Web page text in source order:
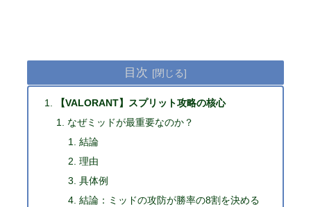
目次
【VALORANT】スプリット攻略の核心
なぜミッドが最重要なのか？
結論
理由
具体例
結論：ミッドの攻防が勝率の8割を決める